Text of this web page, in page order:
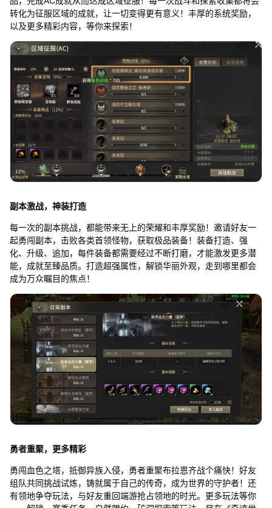
转化为征服区域的成就，让一切变得更有意义！丰厚的系统奖励，
以及更多精彩内容，等你来探索！
副本激战，神装打造
每一次的副本挑战，都能带来无上的荣耀和丰厚奖励！邀请好友一
起勇闯副本，击败各类首领怪物，获取极品装备！装备打造、强
化、升级、追加，每件装备都需要经过不断打磨，才能激发更多潜
能，成就至臻品质。打造超强属性，解锁华丽外观，走到哪里都会
成为万众瞩目的焦点！
勇者重聚，更多精彩
勇闯血色之塔，抵御异族入侵，勇者重聚布拉恩齐战个痛快！好友
组队共同挑战试炼，铸就属于自己的传奇，成为世界的守护者！还
有领地争夺玩法，与好友重回端游抢占领地的时光。更多玩法等你